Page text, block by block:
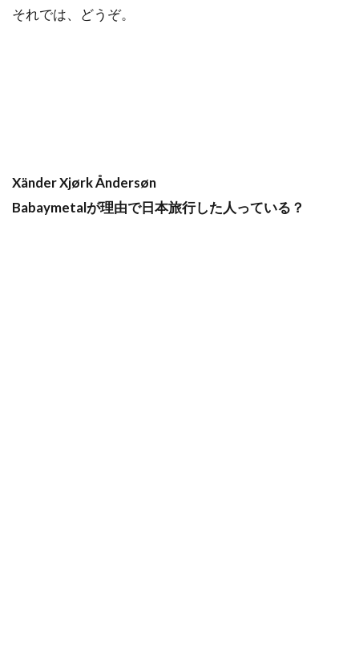
それでは、どうぞ。
Xänder Xjørk Åndersøn
Babaymetalが理由で日本旅行した人っている？